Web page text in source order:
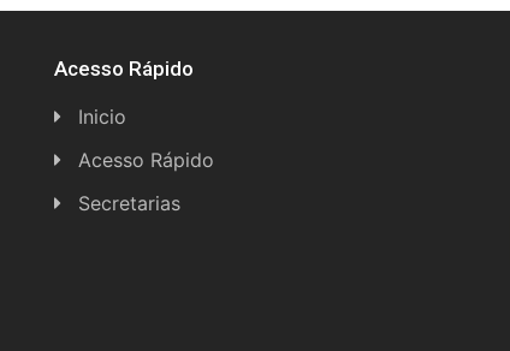
Acesso Rápido
Inicio
Acesso Rápido
Concursos
Secretarias